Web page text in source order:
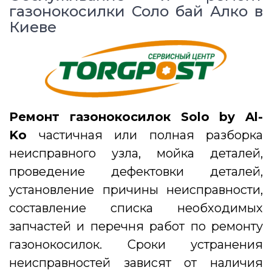
газонокосилки Соло бай Алко в
Киеве
Ремонт газонокосилок Solo by Al-
Ko частичная или полная разборка
неисправного узла, мойка деталей,
проведение дефектовки деталей,
установление причины неисправности,
составление списка необходимых
запчастей и перечня работ по ремонту
газонокосилок. Сроки устранения
неисправностей зависят от наличия